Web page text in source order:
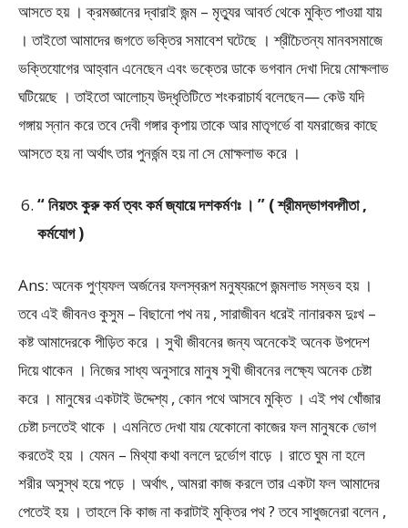
আসতে হয় । ক্রমজ্ঞানের দ্বারাই জন্ম – মৃত্যুর আবর্ত থেকে মুক্তি পাওয়া যায়
। তাইতো আমাদের জগতে ভক্তির সমাবেশ ঘটেছে । শ্রীচৈতন্য মানবসমাজে
ভক্তিযোগের আহ্বান এনেছেন এবং ভক্তের ডাকে ভগবান দেখা দিয়ে মোক্ষলাভ
ঘটিয়েছে । তাইতো আলোচ্য উদ্ধৃতিটিতে শংকরাচার্য বলেছেন— কেউ যদি
গঙ্গায় স্নান করে তবে দেবী গঙ্গার কৃপায় তাকে আর মাতৃগর্ভে বা যমরাজের কাছে
আসতে হয় না অর্থাৎ তার পুনর্জন্ম হয় না সে মোক্ষলাভ করে ।
“ নিয়তং কুরু কর্ম ত্বং কর্ম জ্যায়ে দশকর্মণঃ । ” ( শ্রীমদ্ভাগবদ্গীতা ,
কর্মযোগ )
Ans: অনেক পুণ্যফল অর্জনের ফলস্বরূপ মনুষ্যরূপে জন্মলাভ সম্ভব হয় ।
তবে এই জীবনও কুসুম – বিছানো পথ নয় , সারাজীবন ধরেই নানারকম দুঃখ –
কষ্ট আমাদেরকে পীড়িত করে । সুখী জীবনের জন্য অনেকেই অনেক উপদেশ
দিয়ে থাকেন । নিজের সাধ্য অনুসারে মানুষ সুখী জীবনের লক্ষ্যে অনেক চেষ্টা
করে । মানুষের একটাই উদ্দেশ্য , কোন পথে আসবে মুক্তি । এই পথ খোঁজার
চেষ্টা চলতেই থাকে । এমনিতে দেখা যায় যেকোনো কাজের ফল মানুষকে ভোগ
করতেই হয় । যেমন – মিথ্যা কথা বললে দুর্ভোগ বাড়ে । রাতে ঘুম না হলে
শরীর অসুস্থ হয়ে পড়ে । অর্থাৎ , আমরা কাজ করলে তার একটা ফল আমাদের
পেতেই হয় । তাহলে কি কাজ না করাটাই মুক্তির পথ ? তবে সাধুজনেরা বলেন ,